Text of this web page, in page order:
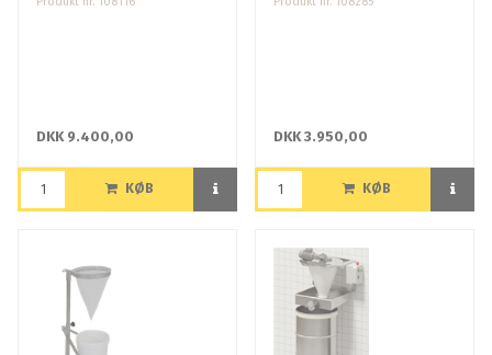
DKK 9.400,00
KØB
DKK 3.950,00
KØB